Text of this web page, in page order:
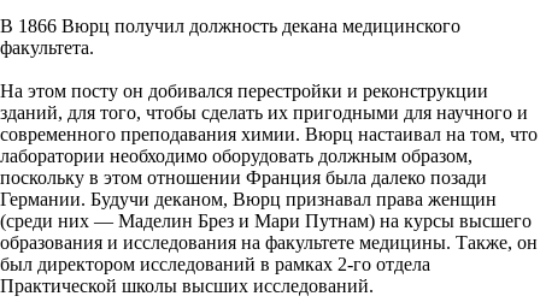
В 1866 Вюрц получил должность декана медицинского
факультета.
На этом посту он добивался перестройки и реконструкции
зданий, для того, чтобы сделать их пригодными для научного и
современного преподавания химии. Вюрц настаивал на том, что
лаборатории необходимо оборудовать должным образом,
поскольку в этом отношении Франция была далеко позади
Германии. Будучи деканом, Вюрц признавал права женщин
(среди них — Маделин Брез и Мари Путнам) на курсы высшего
образования и исследования на факультете медицины. Также, он
был директором исследований в рамках 2-го отдела
Практической школы высших исследований.